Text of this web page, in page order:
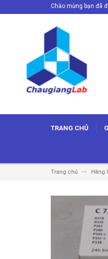
Chào mừng bạn đã
TRANG CHỦ
Trang chủ Hãng